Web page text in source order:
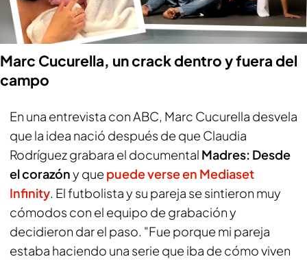
el Atlético: "Espero que no coja una casa cerca"
Marc Cucurella, un crack dentro y fuera del
campo
En una entrevista conABC, Marc Cucurella desvela
que la idea nació después de que Claudia
Rodríguez grabara el documental Madres: Desde
el corazóny que puede verse en Mediaset
Infinity. El futbolista y su pareja se sintieron muy
cómodos con el equipo de grabación y
decidieron dar el paso. "Fue porque mi pareja
estaba haciendo una serie que iba de cómo viven